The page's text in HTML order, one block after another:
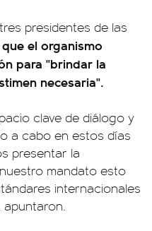
presidentes de las
el organismo
para "brindar la
necesaria".
clave de diálogo y
a cabo en estos días
presentar la
mandato esto
internacionales
apuntaron.